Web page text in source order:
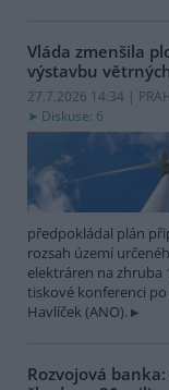
Vláda zmenšila
výstavbu
27.7.2026 14:34 |
Diskuse: 6
předpokládal plán
rozsah území
elektráren na zhruba
tiskové konferenci
Havlíček (ANO).
Rozvojová